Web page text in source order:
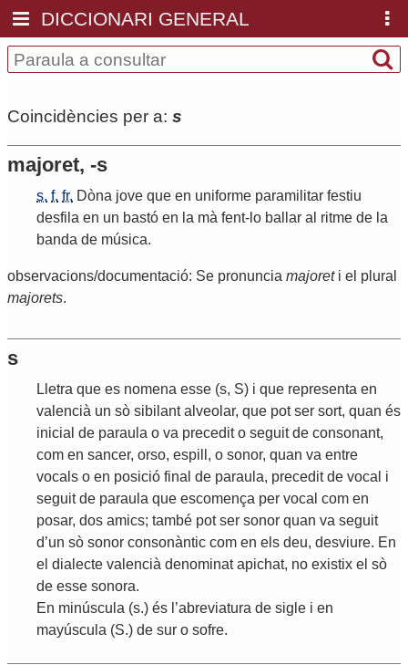
DICCIONARI GENERAL
Coincidències per a: s
majoret, -s
s. f. fr. Dòna jove que en uniforme paramilitar festiu
desfila en un bastó en la mà fent- lo ballar al ritme de la
banda de música.
observacions/documentació: Se pronuncia majoreti el plural
majorets.
s
Lletra que es nomena esse (s, S) i que representa en
valencià un sò sibilant alveolar, que pot ser sort, quan és
inicial de paraula o va precedit o seguit de consonant,
com en sancer, orso, espill , o sonor, quan va entre
vocals o en posició final de paraula, precedit de vocal i
seguit de paraula que escomença per vocal com en
posar, dos amics; també pot ser sonor quan va seguit
d’un sò sonor consonàntic com en els deu, desviure. En
el dialecte valencià denominat apichat, no existix el sò
de esse sonora.
En minúscula (s.) és ’abreviatura de sigle i en
mayúscula (S.) de sur o sofre.